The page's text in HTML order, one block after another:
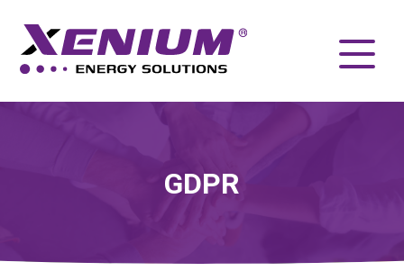
GDPR